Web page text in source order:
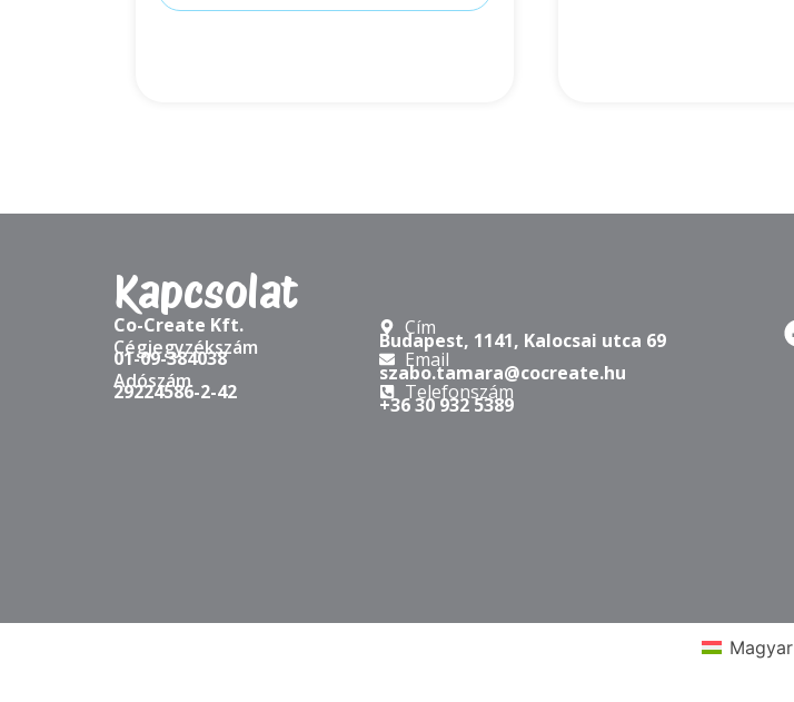
Kapcsolat
Co-Create Kft.
Cégjegyzékszám
01-09-384038
Adószám
29224586-2-42
Cím
Budapest, 1141, Kalocsai utca 69
Email
szabo.tamara@cocreate.hu
Telefonszám
+36 30 932 5389
Magyar